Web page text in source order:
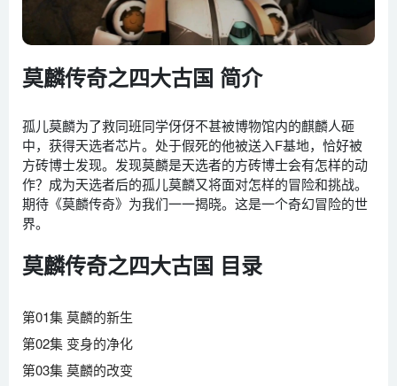
莫麟传奇之四大古国 简介
孤儿莫麟为了救同班同学伢伢不甚被博物馆内的麒麟人砸
中，获得天选者芯片。处于假死的他被送入F基地，恰好被
方砖博士发现。发现莫麟是天选者的方砖博士会有怎样的动
作？成为天选者后的孤儿莫麟又将面对怎样的冒险和挑战。
期待《莫麟传奇》为我们一一揭晓。这是一个奇幻冒险的世
界。
莫麟传奇之四大古国 目录
第01集 莫麟的新生
第02集 变身的净化
第03集 莫麟的改变